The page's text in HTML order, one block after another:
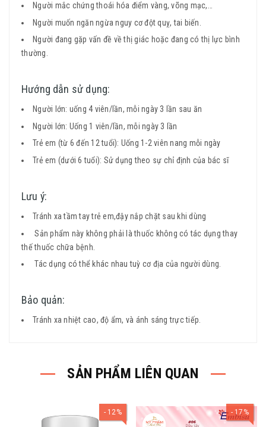
Người mắc chứng thoái hóa điểm vàng, võng mạc,…
Người muốn ngăn ngừa nguy cơ đột quỵ, tai biến.
Người đang gặp vấn đề về thị giác hoặc đang có thị lực bình
thường.
Hướng dẫn sử dụng:
Người lớn: uống 4 viên/lần, mỗi ngày 3 lần sau ăn
Người lớn: Uống 1 viên/lần, mỗi ngày 3 lần
Trẻ em (từ 6 đến 12 tuổi): Uống 1-2 viên nang mỗi ngày
Trẻ em (dưới 6 tuổi): Sử dụng theo sự chỉ định của bác sĩ
Lưu ý:
Tránh xa tầm tay trẻ em,đậy nắp chặt sau khi dùng
Sản phẩm này không phải là thuốc không có tác dụng thay
thế thuốc chữa bệnh.
Tác dụng có thể khác nhau tuỳ cơ địa của người dùng.
Bảo quản:
Tránh xa nhiệt cao, độ ẩm, và ánh sáng trực tiếp.
SẢN PHẨM LIÊN QUAN
12% 17%